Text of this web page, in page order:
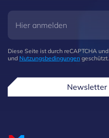
Diese Seite ist durch reCAPTCHA
und Nutzungsbedingungen geschützt.
Newsletter